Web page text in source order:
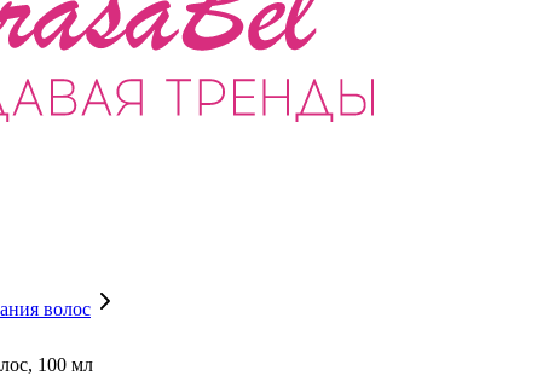
волос
100 мл